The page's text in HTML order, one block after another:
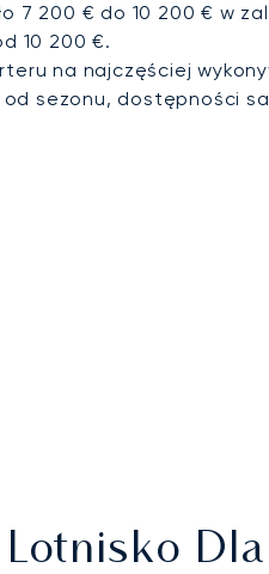
7 200 € do 10 200 € w
10 200 €.
na najczęściej
sezonu, dostępności
Lotnisko